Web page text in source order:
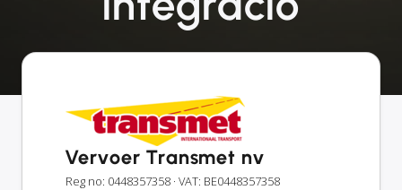
Vervoer Transmet nv
Reg no: 0448357358 · VAT: BE0448357358